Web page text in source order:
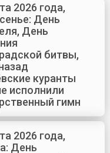
2026 года,
День
День
битвы,
куранты
исполнили
гимн
2026 года,
День